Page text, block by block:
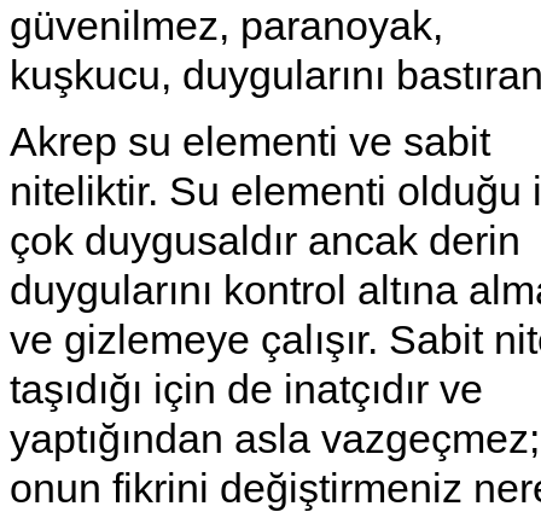
güvenilmez, paranoyak,
kuşkucu, duygularını
Akrep su elementi ve sabit
niteliktir. Su elementi olduğu
çok duygusaldır ancak derin
duygularını kontrol altına
ve gizlemeye çalışır. Sabit
taşıdığı için de inatçıdır ve
yaptığından asla vazgeçmez;
onun fikrini değiştirmeniz